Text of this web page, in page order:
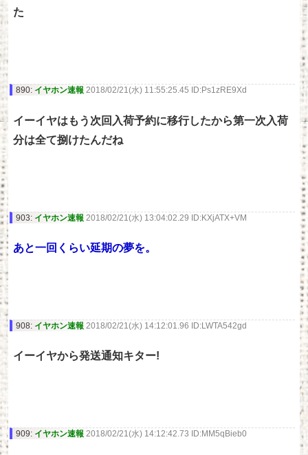
た
890: イヤホン速報 2018/02/21(水) 11:55:25.45 ID:Ps1zRE9Xd
イーイヤはもう次回入荷予約に移行したから第一次入荷
分は全て捌けたんだね
903: イヤホン速報 2018/02/21(水) 13:04:02.29 ID:KXjATX+VM
あと一回くらい延期の夢を。
908: イヤホン速報 2018/02/21(水) 14:12:01.96 ID:LWTA542gd
イーイヤから発送通知キター!
909: イヤホン速報 2018/02/21(水) 14:12:42.73 ID:MM5qBieb0